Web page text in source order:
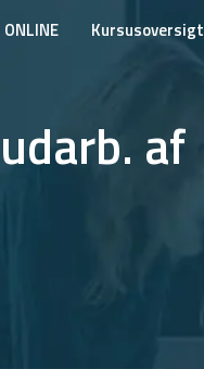
ONLINE Kursusoversigt
af